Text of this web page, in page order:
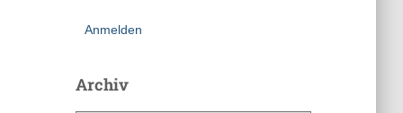
Anmelden
Archiv